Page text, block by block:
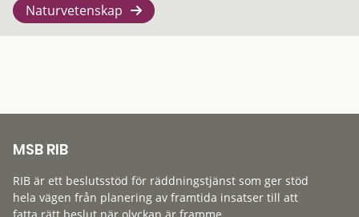
Naturvetenskap
MSB RIB
RIB är ett beslutsstöd för räddningstjänst som ger stöd
hela vägen från planering av framtida insatser till att